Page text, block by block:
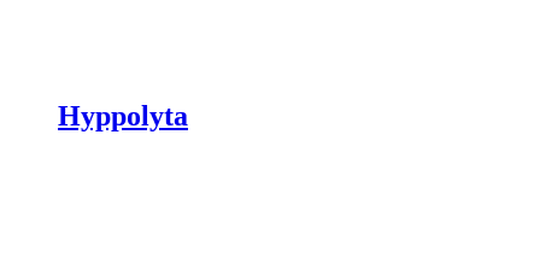
Hyppolyta